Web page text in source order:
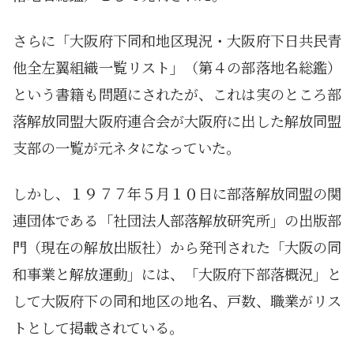
さらに「大阪府下同和地区現況・大阪府下日共民青
他全左翼組織一覧リスト」（第４の部落地名総鑑）
という書籍も問題にされたが、これは実のところ部
落解放同盟大阪府連合会が大阪府に出した解放同盟
支部の一覧が元ネタになっていた。
しかし、１９７７年５月１０日に部落解放同盟の関
連団体である「社団法人部落解放研究所」の出版部
門（現在の解放出版社）から発刊された「大阪の同
和事業と解放運動」には、「大阪府下部落概況」と
して大阪府下の同和地区の地名、戸数、職業がリス
トとして掲載されている。